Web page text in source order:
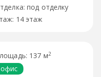
под отделку
14 этаж
137 м2
офис